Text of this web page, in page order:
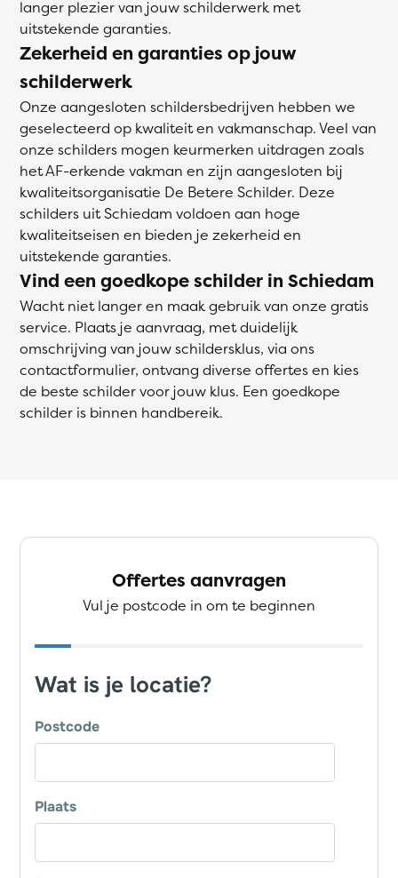
langer plezier van jouw schilderwerk met
uitstekende garanties.
Zekerheid en garanties op jouw
schilderwerk
Onze aangesloten schildersbedrijven hebben we
geselecteerd op kwaliteit en vakmanschap. Veel van
onze schilders mogen keurmerken uitdragen zoals
het AF-erkende vakman en zijn aangesloten bij
kwaliteitsorganisatie De Betere Schilder. Deze
schilders uit Schiedam voldoen aan hoge
kwaliteitseisen en bieden je zekerheid en
uitstekende garanties.
Vind een goedkope schilder in Schiedam
Wacht niet langer en maak gebruik van onze gratis
service. Plaats je aanvraag, met duidelijk
omschrijving van jouw schildersklus, via ons
contactformulier, ontvang diverse offertes en kies
de beste schilder voor jouw klus. Een goedkope
schilder is binnen handbereik.
Offertes aanvragen
Vul je postcode in om te beginnen